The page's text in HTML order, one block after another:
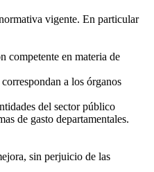
vigente. En particular
competente en materia de
a los órganos
del sector público
de gasto departamentales.
sin perjuicio de las